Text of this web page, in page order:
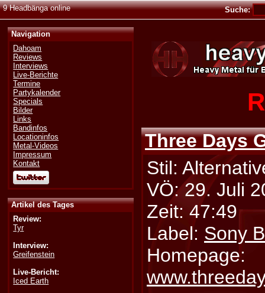
9 Headbänga online Suche:
Navigation
Dahoam
Reviews
Interviews
Live-Berichte
Termine
Partykalender
Specials
Bilder
Links
Bandinfos
Locationinfos
Metal-Videos
Impressum
Kontakt
Artikel des Tages
Review:
Tyr
Interview:
Greifenstein
Live-Bericht:
Iced Earth
Three Days
Stil:
VÖ: 29. Juli
Zeit: 47:49
Label: Sony
Homepage: